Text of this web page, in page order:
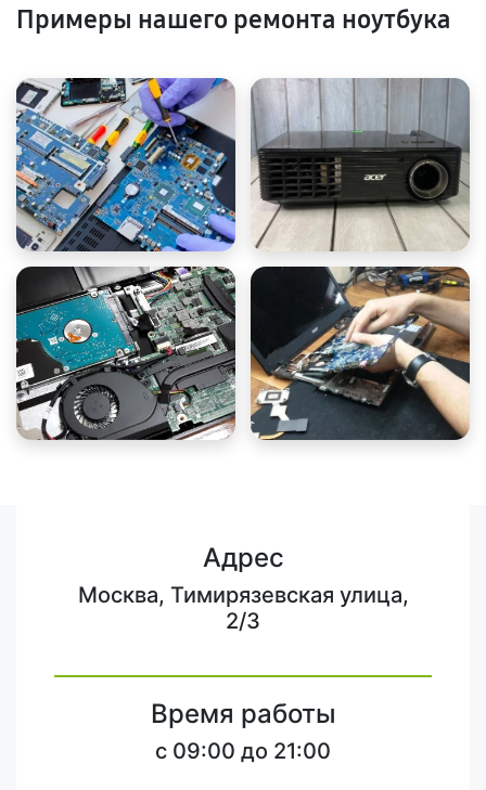
Примеры нашего ремонта ноутбука
Адрес
Москва, Тимирязевская улица,
2/3
Время работы
c 09:00 до 21:00